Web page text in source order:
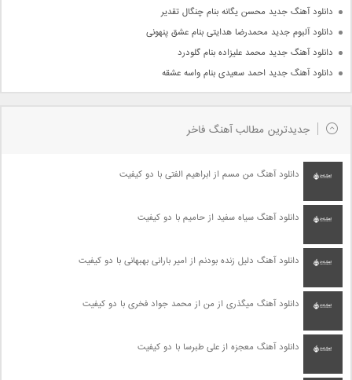
دانلود آهنگ جدید محسن یگانه بنام چنگال تقدیر
دانلود آلبوم جدید محمدرضا هدایتی بنام عشق پنهونی
دانلود آهنگ جدید محمد علیزاده بنام گلودرد
دانلود آهنگ جدید احمد سعیدی بنام واسه عشقه
جدیدترین مطالب آهنگ فاخر
دانلود آهنگ من مسم از ابراهیم الفتی با دو کیفیت
دانلود آهنگ سیاه سفید از حامیم با دو کیفیت
دانلود آهنگ دلیل زنده بودنم از امیر بارانی بهبهانی با دو کیفیت
دانلود آهنگ میگذری از من از محمد جواد فخری با دو کیفیت
دانلود آهنگ معجزه از علی طبرسا با دو کیفیت